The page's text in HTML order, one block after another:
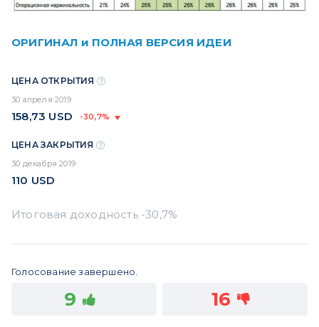
ОРИГИНАЛ и ПОЛНАЯ ВЕРСИЯ ИДЕИ
ЦЕНА ОТКРЫТИЯ
30 апреля 2019
158,73 USD -30,7%
ЦЕНА ЗАКРЫТИЯ
30 декабря 2019
110 USD
Голосование завершено.
9 16